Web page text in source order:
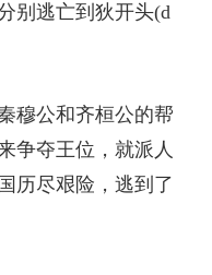
别逃亡到狄开头(d
穆公和齐桓公的帮
争夺王位，就派人
历尽艰险，逃到了